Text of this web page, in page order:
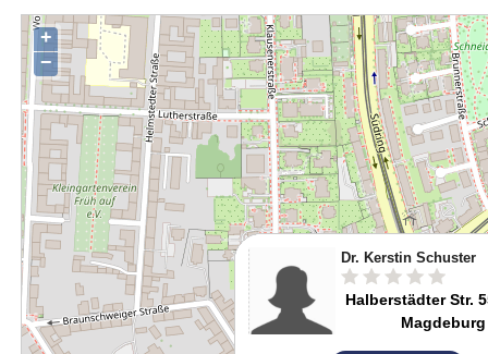
Dr. Kerstin Schuster
Halberstädter Str.
Magdeburg
+
−